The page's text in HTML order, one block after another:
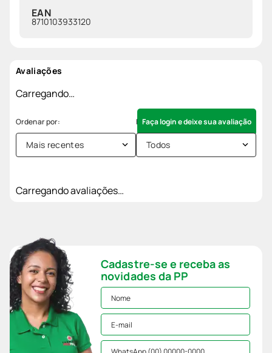
EAN
8710103933120
Avaliações
Carregando…
Faça login e deixe sua avaliação
Mais recentes Todos
Carregando avaliações…
Cadastre-se e receba as
novidades da PP